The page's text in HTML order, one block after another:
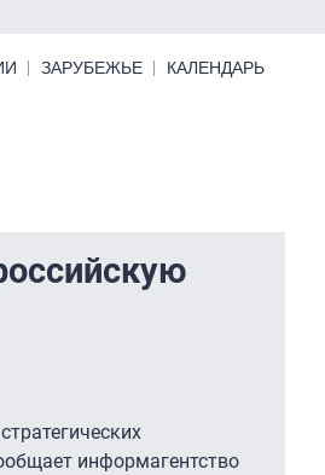
ЗАРУБЕЖЬЕ КАЛЕНДАРЬ
информагентство